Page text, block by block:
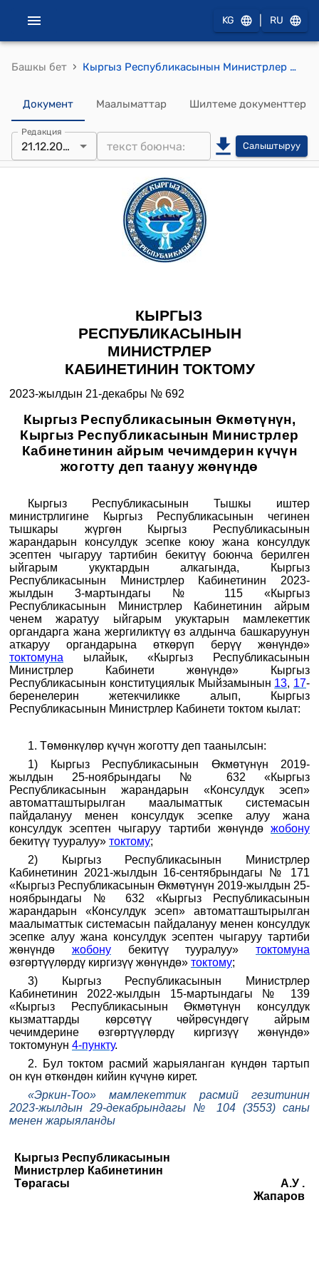
KG RU
Башкы бет › Кыргыз Республикасынын Министрлер Кабинетинин 2023-жылдын 21-декабрындагы № 692 "Кыргыз Республикасынын Өкмөтүнүн, Кыргыз Республикасынын Министрлер Кабинетинин айрым чечимдерин күчүн жоготту деп таануу жөнүндө" токтому
Документ Маалыматтар Шилтеме документтер
Редакция
21.12.2023 Салыштыруу